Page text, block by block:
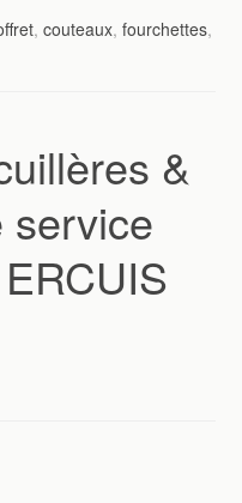
,couteaux,fourchettes,
&
service